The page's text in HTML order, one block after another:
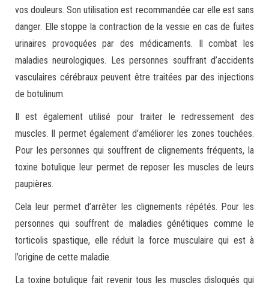
vos douleurs. Son utilisation est recommandée car elle est sans
danger. Elle stoppe la contraction de la vessie en cas de fuites
urinaires provoquées par des médicaments. Il combat les
maladies neurologiques. Les personnes souffrant d’accidents
vasculaires cérébraux peuvent être traitées par des injections
de botulinum.
Il est également utilisé pour traiter le redressement des
muscles. Il permet également d’améliorer les zones touchées.
Pour les personnes qui souffrent de clignements fréquents, la
toxine botulique leur permet de reposer les muscles de leurs
paupières.
Cela leur permet d’arrêter les clignements répétés. Pour les
personnes qui souffrent de maladies génétiques comme le
torticolis spastique, elle réduit la force musculaire qui est à
l’origine de cette maladie.
La toxine botulique fait revenir tous les muscles disloqués qui